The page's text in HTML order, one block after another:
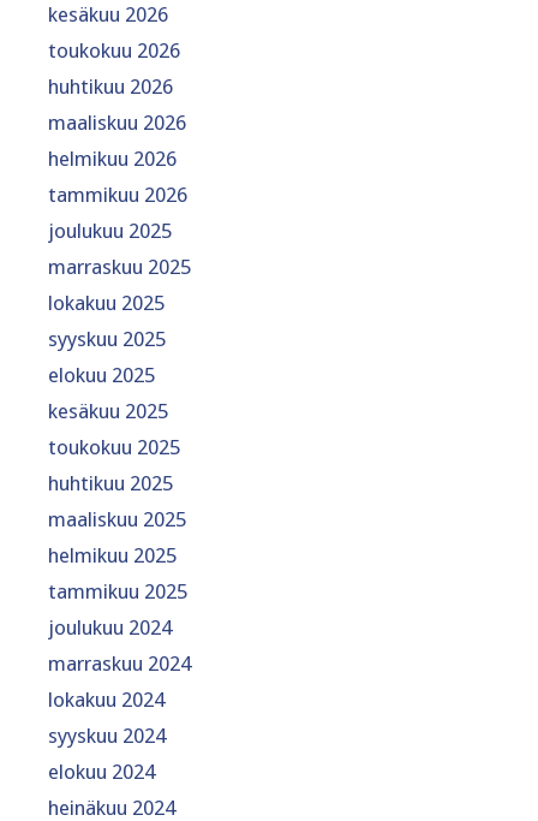
kesäkuu 2026
toukokuu 2026
huhtikuu 2026
maaliskuu 2026
helmikuu 2026
tammikuu 2026
joulukuu 2025
marraskuu 2025
lokakuu 2025
syyskuu 2025
elokuu 2025
kesäkuu 2025
toukokuu 2025
huhtikuu 2025
maaliskuu 2025
helmikuu 2025
tammikuu 2025
joulukuu 2024
marraskuu 2024
lokakuu 2024
syyskuu 2024
elokuu 2024
heinäkuu 2024